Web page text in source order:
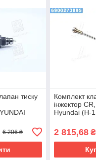
тиску
6 206 ₴
Комплект
інжектор
Hyundai (H-
2 815,68₴